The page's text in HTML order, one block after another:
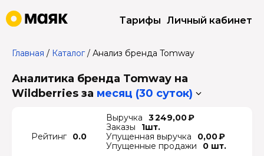
Тарифы Личный кабинет
Главная / Каталог/ Анализ бренда Tomway
Аналитика бренда Tomway на
Wildberries за месяц (30 суток)
Рейтинг 0.0
Выручка
3 249,00 ₽
Заказы
1шт.
Упущенная выручка
0,00 ₽
Упущенные продажи
0 шт.